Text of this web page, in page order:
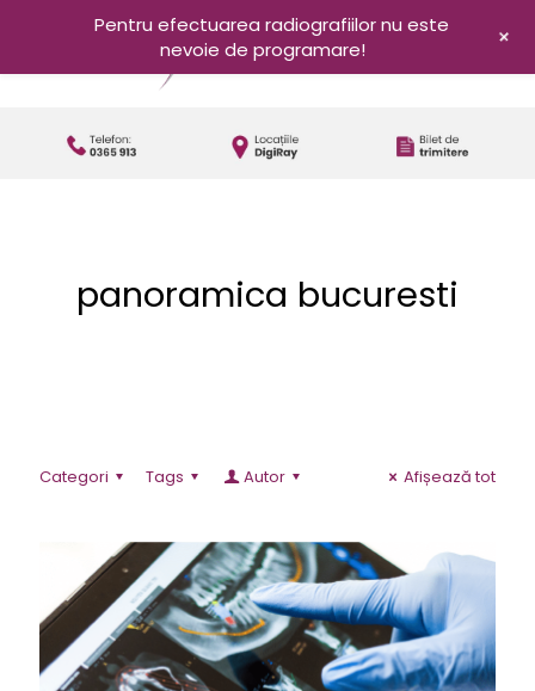
panoramica bucuresti
Categori Tags Autor Afișează tot
Pentru efectuarea radiografiilor nu este
nevoie de programare!
+